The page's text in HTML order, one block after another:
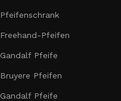
Pfeifenschrank
Freehand-Pfeifen
Gandalf Pfeife
Bruyere Pfeifen
Gandalf Pfeife